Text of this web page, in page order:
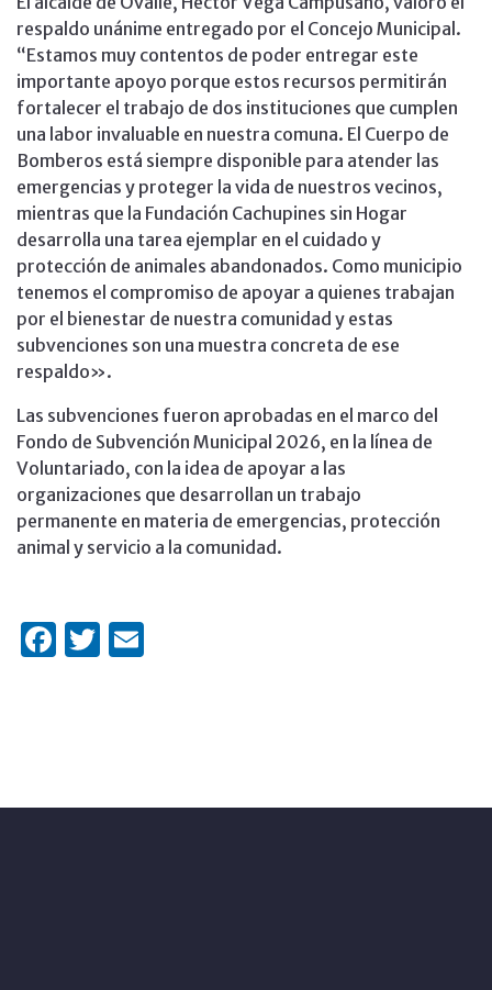
respaldo unánime entregado por el Concejo Municipal.
“Estamos muy contentos de poder entregar este
importante apoyo porque estos recursos permitirán
fortalecer el trabajo de dos instituciones que cumplen
una labor invaluable en nuestra comuna. El Cuerpo de
Bomberos está siempre disponible para atender las
emergencias y proteger la vida de nuestros vecinos,
mientras que la Fundación Cachupines sin Hogar
desarrolla una tarea ejemplar en el cuidado y
protección de animales abandonados. Como municipio
tenemos el compromiso de apoyar a quienes trabajan
por el bienestar de nuestra comunidad y estas
subvenciones son una muestra concreta de ese
respaldo».
Las subvenciones fueron aprobadas en el marco del
Fondo de Subvención Municipal 2026, en la línea de
Voluntariado, con la idea de apoyar a las
organizaciones que desarrollan un trabajo
permanente en materia de emergencias, protección
animal y servicio a la comunidad.
Facebook
Twitter